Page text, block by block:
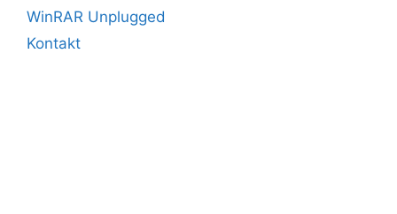
WinRAR Unplugged
Kontakt